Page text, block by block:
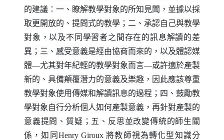
的建議：一、瞭解教學對象的所知見聞，並據以採
取更開放的、提問式的教學；二、承認自己與教學
對象，以及不同學習者之間存在的訊息解讀的差
異；三、感受意義是經由協商而來的，以及體認媒
體—尤其對年紀輕的教學對象而言—或許適於產製
新的、具備顛覆潛力的意義及樂趣，因此應該尊重
教學對象使用傳媒和解讀訊息的過程；四、鼓勵教
學對象自行分析個人如何產製意義，再針對產製的
意義提問、質疑；五、反思並改變傳統的師生關
係，如同 Henry Giroux將教師視為轉化型知識分